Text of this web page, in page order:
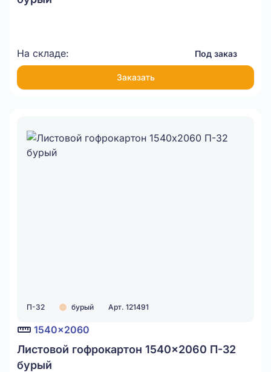
На складе: Под заказ
Заказать
П-32 бурый Арт. 121491
1540x2060
Листовой гофрокартон 1540x2060 П-32
бурый